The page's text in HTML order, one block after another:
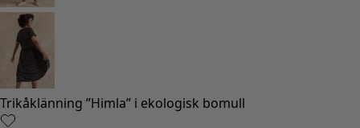
Trikåklänning ”Himla” i ekologisk bomull